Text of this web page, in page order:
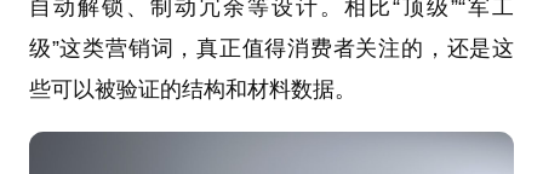
自动解锁、制动冗余等设计。相比“顶级”“军工
级”这类营销词，真正值得消费者关注的，还是这
些可以被验证的结构和材料数据。